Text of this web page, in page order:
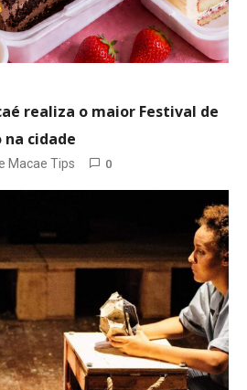
realiza o maior Festival de
cidade
Macae Tips 0